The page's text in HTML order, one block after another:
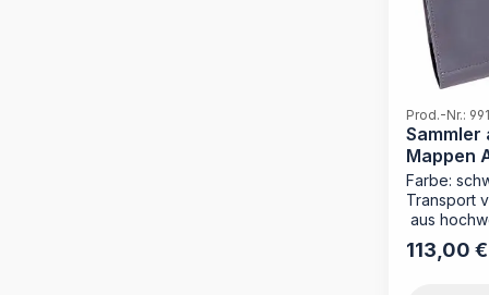
können.
Farbe hilft
Ihr
Format:
Maße: 317
Boden
Prod.-Nr.:
Sammler
Mappen
Farbe:
Transport
aus
Schlaufe
Regulärer
113,00 €